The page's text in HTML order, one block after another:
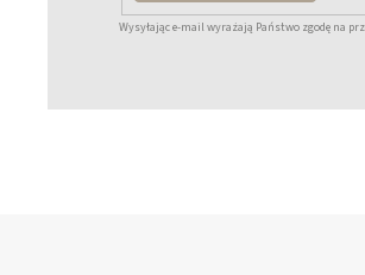
Wysyłając e-mail wyrażają Państwo zgodę na